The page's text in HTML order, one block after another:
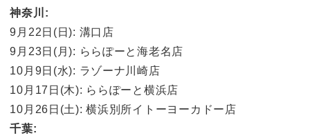
神奈川:
9月22日(日): 溝口店
9月23日(月): ららぽーと海老名店
10月9日(水): ラゾーナ川崎店
10月17日(木): ららぽーと横浜店
10月26日(土): 横浜別所イトーヨーカドー店
千葉: